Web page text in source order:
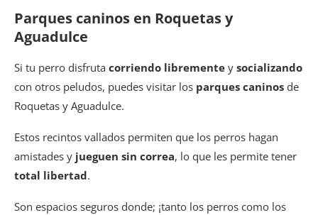
Parques caninos en Roquetas y
Aguadulce
Si tu perro disfruta corriendo libremente y socializando
con otros peludos, puedes visitar los parques caninos de
Roquetas y Aguadulce.
Estos recintos vallados permiten que los perros hagan
amistades y jueguen sin correa, lo que les permite tener
total libertad.
Son espacios seguros donde; ¡tanto los perros como los